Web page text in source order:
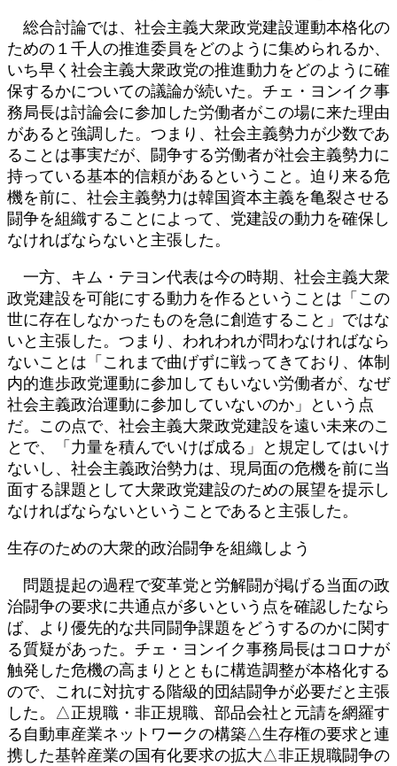
総合討論では、社会主義大衆政党建設運動本格化の
ための１千人の推進委員をどのように集められるか、
いち早く社会主義大衆政党の推進動力をどのように確
保するかについての議論が続いた。チェ・ヨンイク事
務局長は討論会に参加した労働者がこの場に来た理由
があると強調した。つまり、社会主義勢力が少数であ
ることは事実だが、闘争する労働者が社会主義勢力に
持っている基本的信頼があるということ。迫り来る危
機を前に、社会主義勢力は韓国資本主義を亀裂させる
闘争を組織することによって、党建設の動力を確保し
なければならないと主張した。
一方、キム・テヨン代表は今の時期、社会主義大衆
政党建設を可能にする動力を作るということは「この
世に存在しなかったものを急に創造すること」ではな
いと主張した。つまり、われわれが問わなければなら
ないことは「これまで曲げずに戦ってきており、体制
内的進歩政党運動に参加してもいない労働者が、なぜ
社会主義政治運動に参加していないのか」という点
だ。この点で、社会主義大衆政党建設を遠い未来のこ
とで、「力量を積んでいけば成る」と規定してはいけ
ないし、社会主義政治勢力は、現局面の危機を前に当
面する課題として大衆政党建設のための展望を提示し
なければならないということであると主張した。
生存のための大衆的政治闘争を組織しよう
問題提起の過程で変革党と労解闘が掲げる当面の政
治闘争の要求に共通点が多いという点を確認したなら
ば、より優先的な共同闘争課題をどうするのかに関す
る質疑があった。チェ・ヨンイク事務局長はコロナが
触発した危機の高まりとともに構造調整が本格化する
ので、これに対抗する階級的団結闘争が必要だと主張
した。△正規職・非正規職、部品会社と元請を網羅す
る自動車産業ネットワークの構築△生存権の要求と連
携した基幹産業の国有化要求の拡大△非正規職闘争の